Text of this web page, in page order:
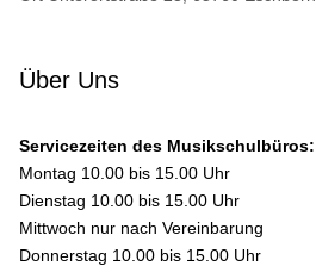
Über Uns
Servicezeiten des Musikschulbüros:
Montag 10.00 bis 15.00 Uhr
Dienstag 10.00 bis 15.00 Uhr
Mittwoch nur nach Vereinbarung
Donnerstag 10.00 bis 15.00 Uhr